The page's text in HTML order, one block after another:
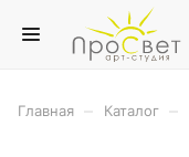
Главная Каталог